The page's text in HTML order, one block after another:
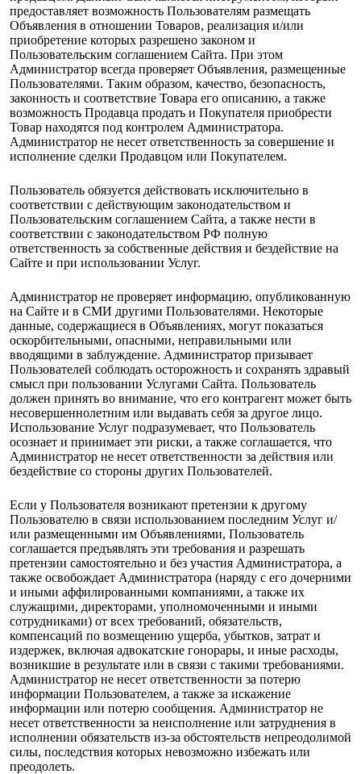
предоставляет возможность Пользователям размещать
Объявления в отношении Товаров, реализация и/или
приобретение которых разрешено законом и
Пользовательским соглашением Сайта. При этом
Администратор всегда проверяет Объявления, размещенные
Пользователями. Таким образом, качество, безопасность,
законность и соответствие Товара его описанию, а также
возможность Продавца продать и Покупателя приобрести
Товар находятся под контролем Администратора.
Администратор не несет ответственность за совершение и
исполнение сделки Продавцом или Покупателем.
Пользователь обязуется действовать исключительно в
соответствии с действующим законодательством и
Пользовательским соглашением Сайта, а также нести в
соответствии с законодательством РФ полную
ответственность за собственные действия и бездействие на
Сайте и при использовании Услуг.
Администратор не проверяет информацию, опубликованную
на Сайте и в СМИ другими Пользователями. Некоторые
данные, содержащиеся в Объявлениях, могут показаться
оскорбительными, опасными, неправильными или
вводящими в заблуждение. Администратор призывает
Пользователей соблюдать осторожность и сохранять здравый
смысл при пользовании Услугами Сайта. Пользователь
должен принять во внимание, что его контрагент может быть
несовершеннолетним или выдавать себя за другое лицо.
Использование Услуг подразумевает, что Пользователь
осознает и принимает эти риски, а также соглашается, что
Администратор не несет ответственности за действия или
бездействие со стороны других Пользователей.
Если у Пользователя возникают претензии к другому
Пользователю в связи использованием последним Услуг и/
или размещенными им Объявлениями, Пользователь
соглашается предъявлять эти требования и разрешать
претензии самостоятельно и без участия Администратора, а
также освобождает Администратора (наряду с его дочерними
и иными аффилированными компаниями, а также их
служащими, директорами, уполномоченными и иными
сотрудниками) от всех требований, обязательств,
компенсаций по возмещению ущерба, убытков, затрат и
издержек, включая адвокатские гонорары, и иные расходы,
возникшие в результате или в связи с такими требованиями.
Администратор не несет ответственности за потерю
информации Пользователем, а также за искажение
информации или потерю сообщения. Администратор не
несет ответственности за неисполнение или затруднения в
исполнении обязательств из-за обстоятельств непреодолимой
силы, последствия которых невозможно избежать или
преодолеть.